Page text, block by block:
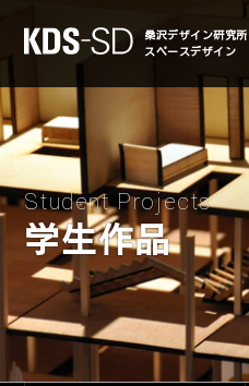
KDS-SD
桑沢デザイン研究所
スペースデザイン
Student Projects
学生作品